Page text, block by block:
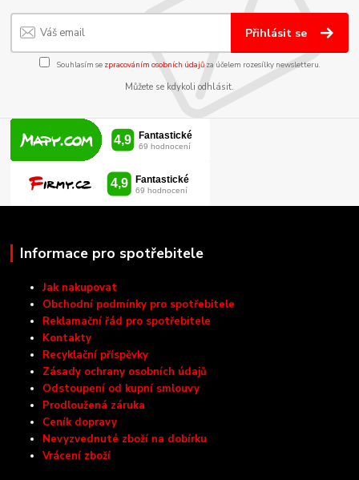
Přihlásit se
Souhlasím se zpracováním osobních údajůza účelem rozesílky newsletteru.
Můžete se kdykoli odhlásit.
Informace pro spotřebitele
Jak nakupovat
Obchodní podmínky pro spotřebitele
Reklamační řád pro spotřebitele
Kontakty
Recyklační příspěvky
Zásady ochrany osobních údajů
Odstoupení od kupní smlouvy
Prodloužená záruka
Ceník dopravy
Nevyzvednuté zboží na dobírku
Vrácení zboží